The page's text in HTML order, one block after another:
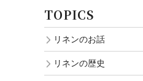
TOPICS
リネンのお話
リネンの歴史